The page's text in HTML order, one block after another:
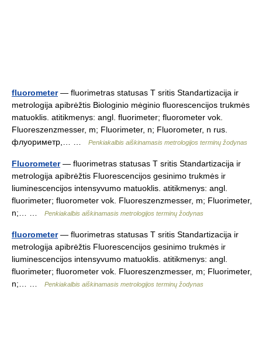
fluorometer— fluorimetras statusas T sritis Standartizacija ir
metrologija apibrėžtis Biologinio mėginio fluorescencijos trukmės
matuoklis. atitikmenys: angl. fluorimeter; fluorometer vok.
Fluoreszenzmesser, m; Fluorimeter, n; Fluorometer, n rus.
флуориметр,… …
Penkiakalbis aiškinamasis metrologijos terminų žodynas
Fluorometer— fluorimetras statusas T sritis Standartizacija ir
metrologija apibrėžtis Fluorescencijos gesinimo trukmės ir
liuminescencijos intensyvumo matuoklis. atitikmenys: angl.
fluorimeter; fluorometer vok. Fluoreszenzmesser, m; Fluorimeter,
n;… …
Penkiakalbis aiškinamasis metrologijos terminų žodynas
fluorometer— fluorimetras statusas T sritis Standartizacija ir
metrologija apibrėžtis Fluorescencijos gesinimo trukmės ir
liuminescencijos intensyvumo matuoklis. atitikmenys: angl.
fluorimeter; fluorometer vok. Fluoreszenzmesser, m; Fluorimeter,
n;… …
Penkiakalbis aiškinamasis metrologijos terminų žodynas